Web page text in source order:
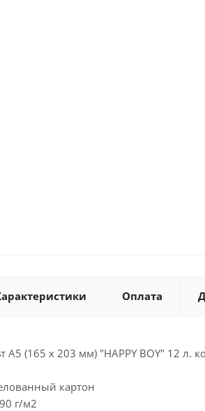
Оплата
А5 (165 х 203 мм) "HAPPY BOY" 12 л.
картон
г/м2